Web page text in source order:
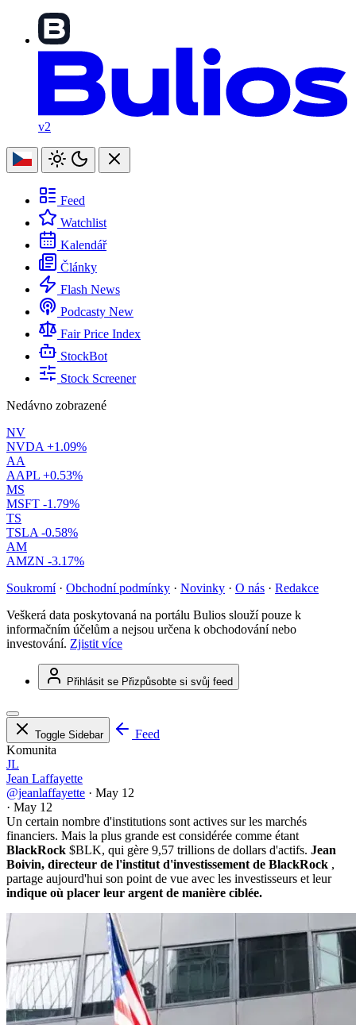
v2
Feed
Watchlist
Kalendář
Články
Flash News
Podcasty New
Fair Price Index
StockBot
Stock Screener
Nedávno zobrazené
NV
NVDA +1.09%
AA
AAPL +0.53%
MS
MSFT -1.79%
TS
TSLA -0.58%
AM
AMZN -3.17%
Soukromí · Obchodní podmínky · Novinky · O nás · Redakce
Veškerá data poskytovaná na portálu Bulios slouží pouze k
informačním účelům a nejsou určena k obchodování nebo
investování. Zjistit více
Přihlásit se Přizpůsobte si svůj feed
Toggle Sidebar
Feed
Komunita
JL
Jean Laffayette
@jeanlaffayette · May 12
· May 12
Un certain nombre d'institutions sont actives sur les marchés
financiers. Mais la plus grande est considérée comme étant
BlackRock $BLK, qui gère 9,57 trillions de dollars d'actifs. Jean
Boivin, directeur de l'institut d'investissement de BlackRock ,
partage aujourd'hui son point de vue avec les investisseurs et leur
indique où placer leur argent de manière ciblée.